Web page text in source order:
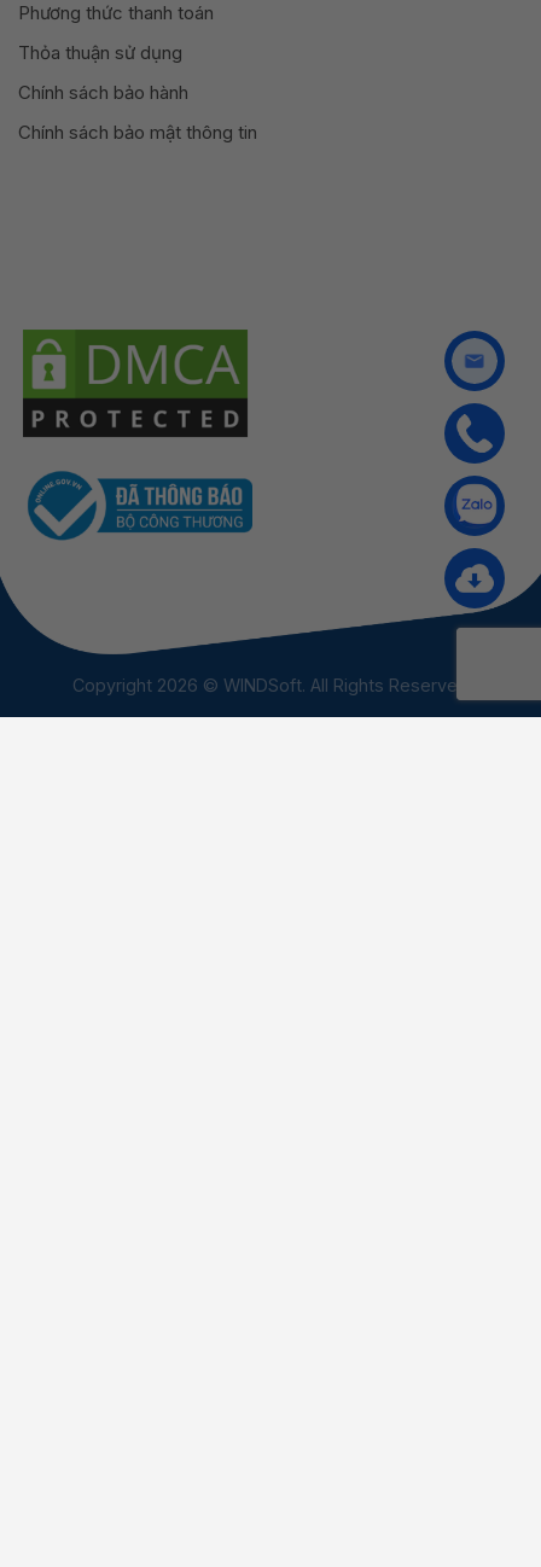
Phương thức thanh toán
Thỏa thuận sử dụng
Chính sách bảo hành
Chính sách bảo mật thông tin
Copyright 2026 © WINDSoft. All Rights Reserved